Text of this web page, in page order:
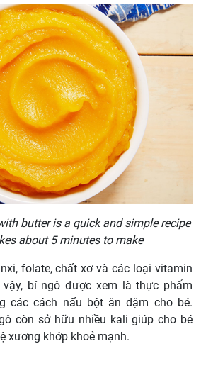
butter is a quick and simple recipe
about 5 minutes to make
folate, chất xơ và các loại vitamin
bí ngô được xem là thực phẩm
các cách nấu bột ăn dặm cho bé.
còn sở hữu nhiều kali giúp cho bé
xương khớp khoẻ mạnh.